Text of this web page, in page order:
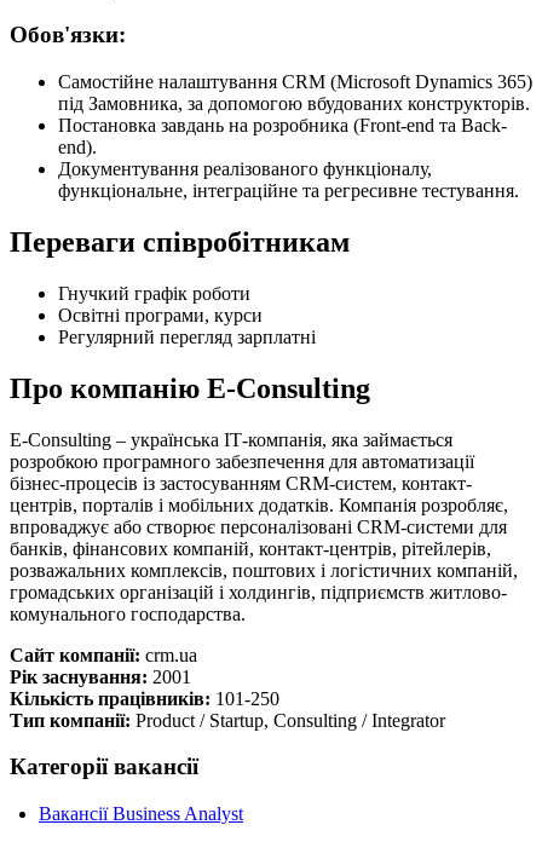
Обов'язки:
Самостійне налаштування CRM (Microsoft Dynamics 365)
під Замовника, за допомогою вбудованих конструкторів.
Постановка завдань на розробника (Front-end та Back-
end).
Документування реалізованого функціоналу,
функціональне, інтеграційне та регресивне тестування.
Переваги співробітникам
Гнучкий графік роботи
Освітні програми, курси
Регулярний перегляд зарплатні
Про компанію E-Consulting
E-Consulting – українська ІТ-компанія, яка займається
розробкою програмного забезпечення для автоматизації
бізнес-процесів із застосуванням CRM-систем, контакт-
центрів, порталів і мобільних додатків. Компанія розробляє,
впроваджує або створює персоналізовані CRM-системи для
банків, фінансових компаній, контакт-центрів, рітейлерів,
розважальних комплексів, поштових і логістичних компаній,
громадських організацій і холдингів, підприємств житлово-
комунального господарства.
Сайт компанії: crm.ua
Рік заснування: 2001
Кількість працівників: 101-250
Тип компанії: Product / Startup, Consulting / Integrator
Категорії вакансії
Вакансії Business Analyst